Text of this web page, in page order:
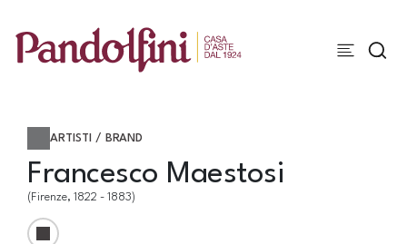
ARTISTI / BRAND
Francesco Maestosi
(Firenze, 1822 - 1883)